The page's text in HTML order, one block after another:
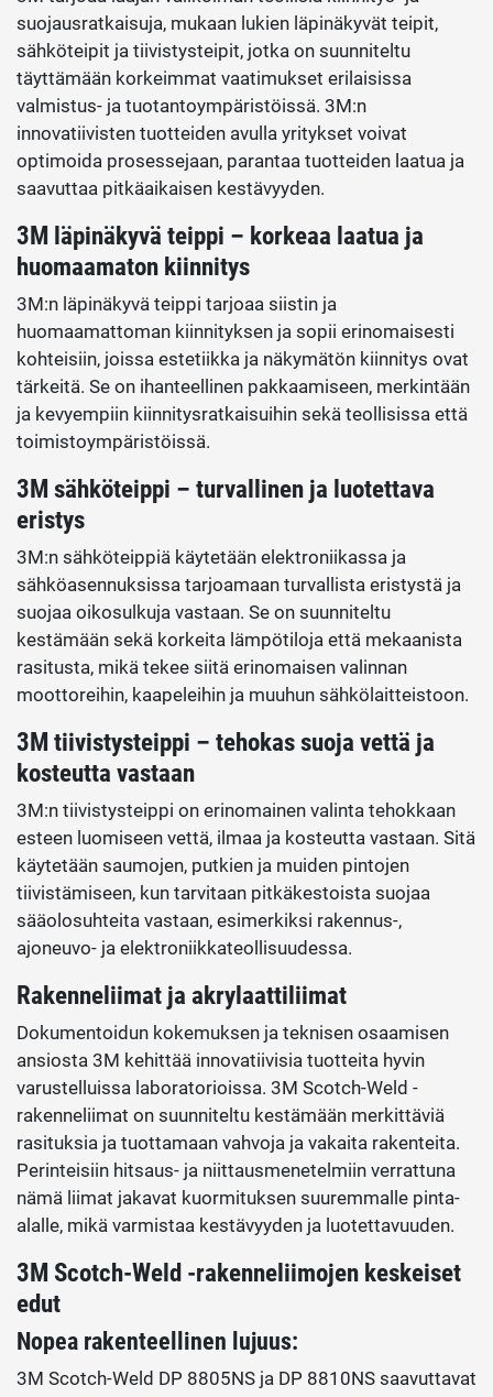
suojausratkaisuja, mukaan lukien läpinäkyvät teipit,
sähköteipit ja tiivistysteipit, jotka on suunniteltu
täyttämään korkeimmat vaatimukset erilaisissa
valmistus- ja tuotantoympäristöissä. 3M:n
innovatiivisten tuotteiden avulla yritykset voivat
optimoida prosessejaan, parantaa tuotteiden laatua ja
saavuttaa pitkäaikaisen kestävyyden.
3M läpinäkyvä teippi – korkeaa laatua ja
huomaamaton kiinnitys
3M:n läpinäkyvä teippi tarjoaa siistin ja
huomaamattoman kiinnityksen ja sopii erinomaisesti
kohteisiin, joissa estetiikka ja näkymätön kiinnitys ovat
tärkeitä. Se on ihanteellinen pakkaamiseen, merkintään
ja kevyempiin kiinnitysratkaisuihin sekä teollisissa että
toimistoympäristöissä.
3M sähköteippi – turvallinen ja luotettava
eristys
3M:n sähköteippiä käytetään elektroniikassa ja
sähköasennuksissa tarjoamaan turvallista eristystä ja
suojaa oikosulkuja vastaan. Se on suunniteltu
kestämään sekä korkeita lämpötiloja että mekaanista
rasitusta, mikä tekee siitä erinomaisen valinnan
moottoreihin, kaapeleihin ja muuhun sähkölaitteistoon.
3M tiivistysteippi – tehokas suoja vettä ja
kosteutta vastaan
3M:n tiivistysteippi on erinomainen valinta tehokkaan
esteen luomiseen vettä, ilmaa ja kosteutta vastaan. Sitä
käytetään saumojen, putkien ja muiden pintojen
tiivistämiseen, kun tarvitaan pitkäkestoista suojaa
sääolosuhteita vastaan, esimerkiksi rakennus-,
ajoneuvo- ja elektroniikkateollisuudessa.
Rakenneliimat ja akrylaattiliimat
Dokumentoidun kokemuksen ja teknisen osaamisen
ansiosta 3M kehittää innovatiivisia tuotteita hyvin
varustelluissa laboratorioissa. 3M Scotch-Weld -
rakenneliimat on suunniteltu kestämään merkittäviä
rasituksia ja tuottamaan vahvoja ja vakaita rakenteita.
Perinteisiin hitsaus- ja niittausmenetelmiin verrattuna
nämä liimat jakavat kuormituksen suuremmalle pinta-
alalle, mikä varmistaa kestävyyden ja luotettavuuden.
3M Scotch-Weld -rakenneliimojen keskeiset
edut
Nopea rakenteellinen lujuus:
3M Scotch-Weld DP 8805NS ja DP 8810NS saavuttavat